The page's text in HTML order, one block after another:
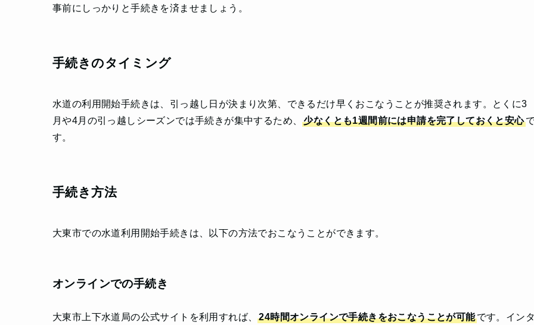
事前にしっかりと手続きを済ませましょう。
手続きのタイミング
水道の利用開始手続きは、引っ越し日が決まり次第、できるだけ早くおこなうことが推奨されます。とくに3
月や4月の引っ越しシーズンでは手続きが集中するため、少なくとも1週間前には申請を完了しておくと安心
す。
手続き方法
大東市での水道利用開始手続きは、以下の方法でおこなうことができます。
オンラインでの手続き
大東市上下水道局の公式サイトを利用すれば、24時間オンラインで手続きをおこなうことが可能です。イン